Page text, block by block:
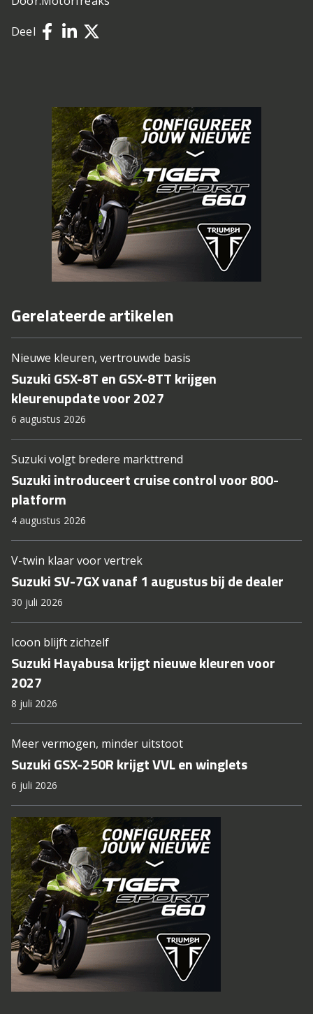
Deel
Gerelateerde artikelen
Nieuwe kleuren, vertrouwde basis
Suzuki GSX-8T en GSX-8TT krijgen
kleurenupdate voor 2027
6 augustus 2026
Suzuki volgt bredere markttrend
Suzuki introduceert cruise control voor 800-
platform
4 augustus 2026
V-twin klaar voor vertrek
Suzuki SV-7GX vanaf 1 augustus bij de dealer
30 juli 2026
Icoon blijft zichzelf
Suzuki Hayabusa krijgt nieuwe kleuren voor
2027
8 juli 2026
Meer vermogen, minder uitstoot
Suzuki GSX-250R krijgt VVL en winglets
6 juli 2026